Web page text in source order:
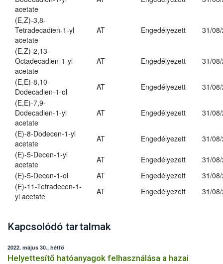
acetate
(E,Z)-3,8-
Tetradecadien-1-yl
acetate
AT Engedélyezett 31/
(E,Z)-2,13-
Octadecadien-1-yl
acetate
AT Engedélyezett 31/
(E,E)-8,10-
Dodecadien-1-ol
AT Engedélyezett
31/
(E,E)-7,9-
Dodecadien-1-yl
acetate
AT Engedélyezett 31/
(E)-8-Dodecen-1-yl
acetate
AT Engedélyezett
31/
(E)-5-Decen-1-yl
acetate
AT Engedélyezett
31/
(E)-5-Decen-1-ol
AT Engedélyezett
31/
(E)-11-Tetradecen-1-
yl acetate
AT Engedélyezett 31/
Kapcsolódó tartalmak
2022. május 30., hétfő
Helyettesítő hatóanyagok felhasználása a hazai